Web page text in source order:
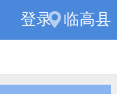
登录 临高县